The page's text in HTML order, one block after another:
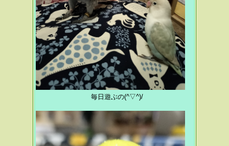
毎日遊ぶの(^▽^)/